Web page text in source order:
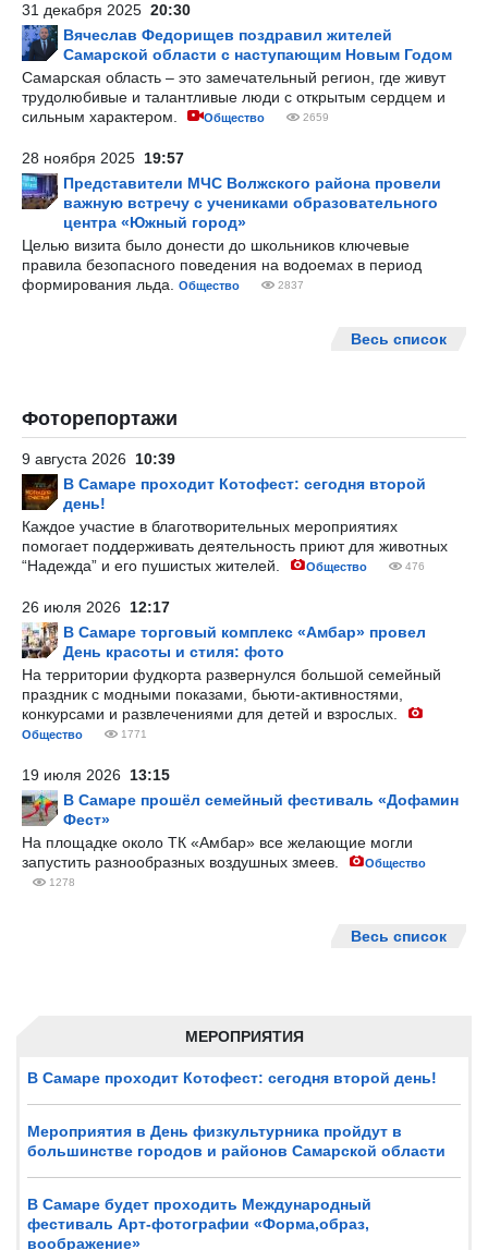
МЕРОПРИЯТИЯ
В Самаре проходит Котофест: сегодня второй день!
Мероприятия в День физкультурника пройдут в
большинстве городов и районов Самарской области
В Самаре будет проходить Международный
фестиваль Арт-фотографии «Форма,образ,
воображение»
31 декабря 2025 20:30
Вячеслав Федорищев поздравил жителей
Самарской области с наступающим Новым Годом
Самарская область – это замечательный регион, где живут
трудолюбивые и талантливые люди с открытым сердцем и
сильным характером.
Общество 2659
28 ноября 2025 19:57
Представители МЧС Волжского района провели
важную встречу с учениками образовательного
центра «Южный город»
Целью визита было донести до школьников ключевые
правила безопасного поведения на водоемах в период
формирования льда.
Общество 2837
Весь список
Фоторепортажи
9 августа 2026 10:39
В Самаре проходит Котофест: сегодня второй
день!
Каждое участие в благотворительных мероприятиях
помогает поддерживать деятельность приют для животных
“Надежда” и его пушистых жителей.
Общество 476
26 июля 2026 12:17
В Самаре торговый комплекс «Амбар» провел
День красоты и стиля: фото
На территории фудкорта развернулся большой семейный
праздник с модными показами, бьюти-активностями,
конкурсами и развлечениями для детей и взрослых.
Общество 1771
19 июля 2026 13:15
В Самаре прошёл семейный фестиваль «Дофамин
Фест»
На площадке около ТК «Амбар» все желающие могли
запустить разнообразных воздушных змеев.
Общество
1278
Весь список